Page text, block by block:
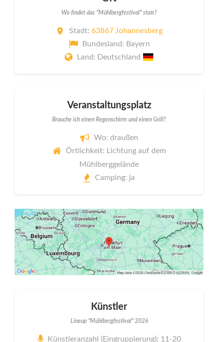
Wo findet das "Mühlbergfestival" statt?
Stadt: 63867 Johannesberg
Bundesland: Bayern
Land: Deutschland
Veranstaltungsplatz
Brauche ich einen Regenschirm und einen Grill?
Wo: draußen
Örtlichkeit: Lichtung auf dem
Mühlberggelände
Camping: ja
Künstler
Lineup "Mühlbergfestival" 2026
Künstleranzahl (Eingruppierung): 11-20